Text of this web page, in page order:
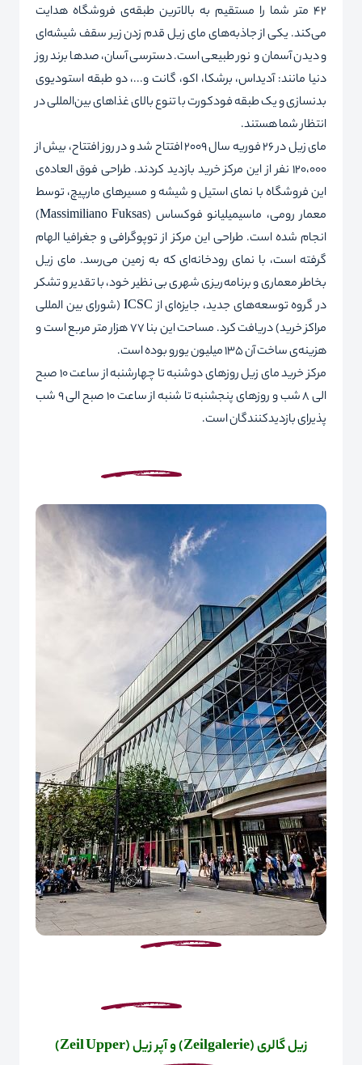
42 متر شما را مستقیم به بالاترین طبقه‌ی فروشگاه هدایت
می‌کند. یکی از جاذبه‌های مای زیل قدم زدن زیر سقف شیشه‌ای
و دیدن آسمان و نور طبیعی است. دسترسی آسان، صدها برند روز
دنیا مانند: آدیداس، برشکا، اکو، گانت و...، دو طبقه استودیوی
بدنسازی و یک طبقه فودکورت با تنوع بالای غذاهای بین‌المللی در
انتظار شما هستند.
مای زیل در 26 فوریه سال 2009 افتتاح شد و در روز افتتاح، بیش از
120،000 نفر از این مرکز خرید بازدید کردند. طراحی فوق العاده‌ی
این فروشگاه با نمای استیل و شیشه‌ و مسیرهای مارپیچ، توسط
معمار رومی، ماسیمیلیانو فوكساس (Massimiliano Fuksas
)
انجام شده است. طراحی این مرکز از توپوگرافی و جغرافیا الهام
گرفته است، با نمای رودخانه‌ای که به زمین می‌رسد. مای زیل
بخاطر معماری و برنامهریزی شهری بی نظیر خود، با تقدیر و تشکر
در گروه توسعه‌های جدید، جایزهای ازICSC (شورای بین المللی
مراکز خرید) دریافت کرد. مساحت این بنا 77 هزار متر مربع است و
هزینه‌ی ساخت آن 135 میلیون یورو بوده است.
مرکز خرید مای زیل روزهای دوشنبه تا چهارشنبه از ساعت 10 صبح
الی 8 شب و روزهای پنجشنبه تا شنبه از ساعت 10 صبح الی 9 شب
پذیرای بازدیدکنندگان است.
زیل گالری(
Zeilgalerie
)و آپر زیل (Upper
Zeil
)